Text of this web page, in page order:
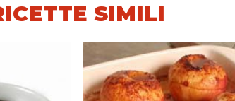
SIMILI